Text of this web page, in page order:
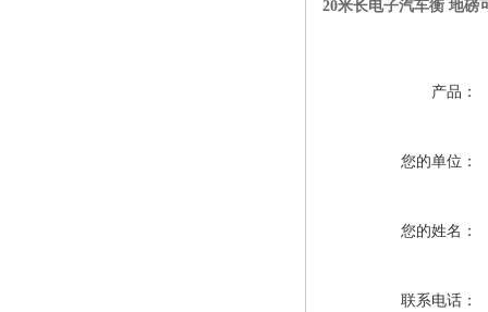
20米长电子汽车衡 地磅
产品：
您的单位：
您的姓名：
联系电话：